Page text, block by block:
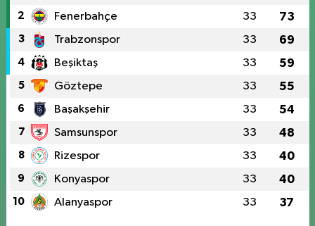
2 Fenerbahçe 33 73
3 Trabzonspor 33 69
4 Beşiktaş 33 59
5 Göztepe 33 55
6 Başakşehir 33 54
7 Samsunspor 33 48
8 Rizespor 33 40
9 Konyaspor 33 40
10 Alanyaspor 33 37